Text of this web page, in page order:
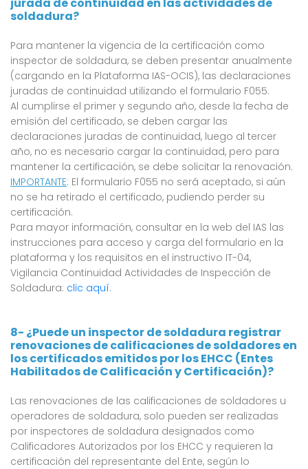
soldadura?
Para mantener la vigencia de la certificación como
inspector de soldadura, se deben presentar anualmente
(cargando en la Plataforma IAS-OCIS), las declaraciones
juradas de continuidad utilizando el formulario F055.
Al cumplirse el primer y segundo año, desde la fecha de
emisión del certificado, se deben cargar las
declaraciones juradas de continuidad, luego al tercer
año, no es necesario cargar la continuidad, pero para
mantener la certificación, se debe solicitar la renovación.
IMPORTANTE: El formulario F055 no será aceptado, si aún
no se ha retirado el certificado, pudiendo perder su
certificación.
Para mayor información, consultar en la web del IAS las
instrucciones para acceso y carga del formulario en la
plataforma y los requisitos en el instructivo IT-04,
Vigilancia Continuidad Actividades de Inspección de
Soldadura: clic aquí.
8- ¿Puede un inspector de soldadura registrar
renovaciones de calificaciones de soldadores en
los certificados emitidos por los EHCC (Entes
Habilitados de Calificación y Certificación)?
Las renovaciones de las calificaciones de soldadores u
operadores de soldadura, solo pueden ser realizadas
por inspectores de soldadura designados como
Calificadores Autorizados por los EHCC y requieren la
certificación del representante del Ente, según lo